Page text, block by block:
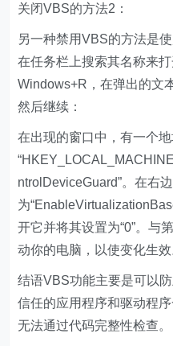
关闭VBS的方法2：
另一种禁用VBS的方法是
在任务栏上搜索其名称来
Windows+R，在弹出的文
然后继续：
在出现的窗口中，有一个
ntrolDeviceGuard”。在右
为
开它并将其设置为“0”。与
动你的电脑，以使变化生效
结语VBS功能主要是可以
信任的应用程序和驱动程
无法通过代码完整性检查。